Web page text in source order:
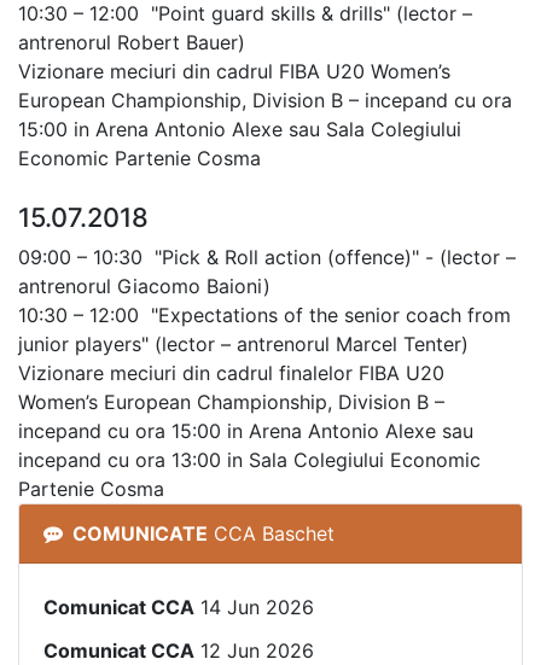
10:30 – 12:00 "Point guard skills & drills" (lector –
antrenorul Robert Bauer)
Vizionare meciuri din cadrul FIBA U20 Women’s
European Championship, Division B – incepand cu ora
15:00 in Arena Antonio Alexe sau Sala Colegiului
Economic Partenie Cosma
15.07.2018
09:00 – 10:30 "Pick & Roll action (offence)" - (lector –
antrenorul Giacomo Baioni)
10:30 – 12:00 "Expectations of the senior coach from
junior players" (lector – antrenorul Marcel Tenter)
Vizionare meciuri din cadrul finalelor FIBA U20
Women’s European Championship, Division B –
incepand cu ora 15:00 in Arena Antonio Alexe sau
incepand cu ora 13:00 in Sala Colegiului Economic
Partenie Cosma
COMUNICATE CCA Baschet
Comunicat CCA 14 Jun 2026
Comunicat CCA 12 Jun 2026